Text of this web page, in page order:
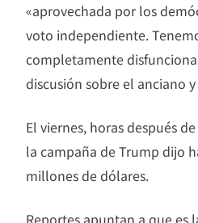
«aprovechada por los
voto independiente.
completamente
discusión sobre el anciano
El viernes, horas después
la campaña de Trump dijo
millones de dólares.